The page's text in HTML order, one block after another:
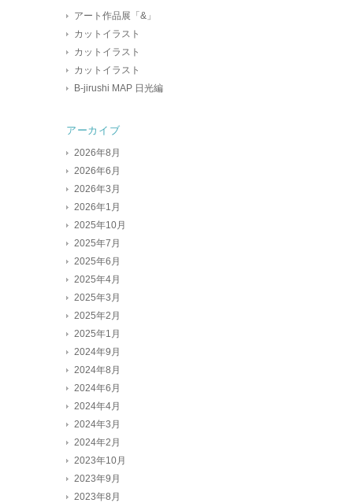
アート作品展「&」
カットイラスト
カットイラスト
カットイラスト
B-jirushi MAP 日光編
アーカイブ
2026年8月
2026年6月
2026年3月
2026年1月
2025年10月
2025年7月
2025年6月
2025年4月
2025年3月
2025年2月
2025年1月
2024年9月
2024年8月
2024年6月
2024年4月
2024年3月
2024年2月
2023年10月
2023年9月
2023年8月